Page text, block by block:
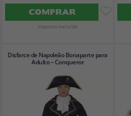
COMPRAR
Imposto Incluído
Disfarce de Napoleão Bonaparte para
Adulto – Conqueror